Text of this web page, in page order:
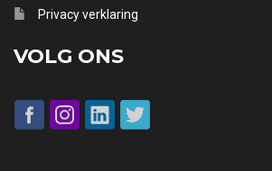
Privacy verklaring
VOLG ONS